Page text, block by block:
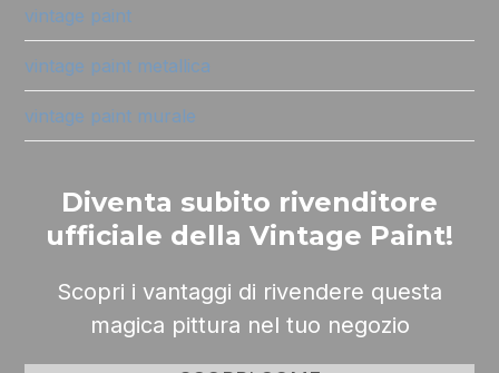
vintage paint
vintage paint metallica
vintage paint murale
Diventa subito rivenditore
ufficiale della Vintage Paint!
Scopri i vantaggi di rivendere questa
magica pittura nel tuo negozio